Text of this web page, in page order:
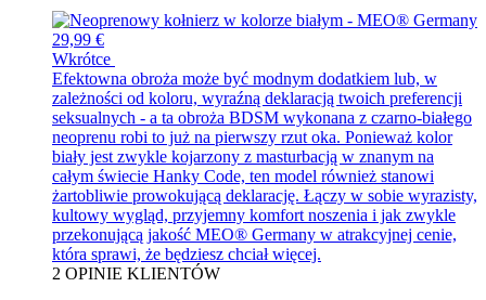
29,99 €
Wkrótce
Efektowna obroża może być modnym dodatkiem lub, w
zależności od koloru, wyraźną deklaracją twoich preferencji
seksualnych - a ta obroża BDSM wykonana z czarno-białego
neoprenu robi to już na pierwszy rzut oka. Ponieważ kolor
biały jest zwykle kojarzony z masturbacją w znanym na
całym świecie Hanky Code, ten model również stanowi
żartobliwie prowokującą deklarację. Łączy w sobie wyrazisty,
kultowy wygląd, przyjemny komfort noszenia i jak zwykle
przekonującą jakość MEO® Germany w atrakcyjnej cenie,
która sprawi, że będziesz chciał więcej.
2 OPINIE KLIENTÓW